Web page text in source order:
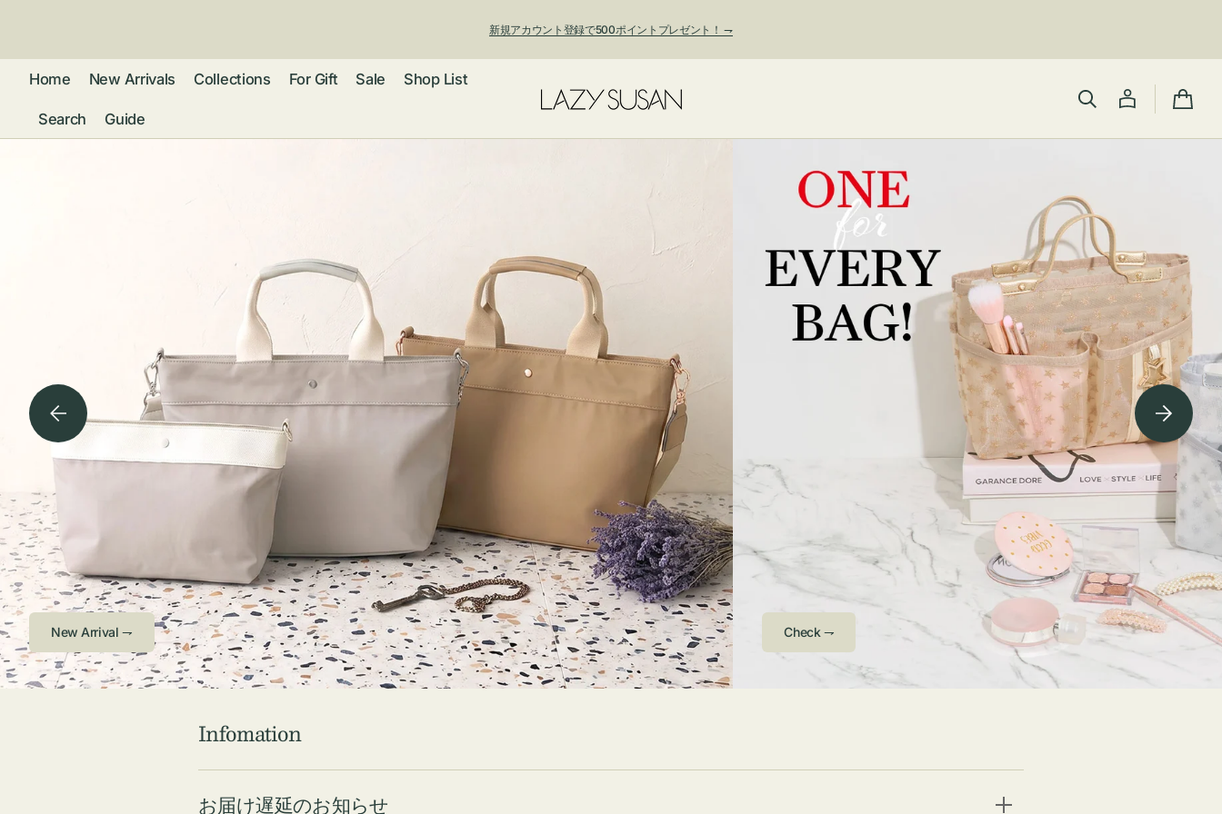
新規アカウント登録で500ポイントプレゼント！ ⇁
夏季休業および発送停止について
Home New Arrivals Collections
ブレスレット・
バングル
ブローチ
ショルダーバッ
スマートフォン
ポシェット
ハンドバッグ
ボストンバッグ
エコバッグ・サ
ブバッグ
ファッション
バッグチャー
ム・キーホルダ
ー
ウエア
扇子・ファン
ストール・ハッ
ト・グローブ
メガネ・サング
ラス・ルーペ
傘
ハンカチ・ソッ
クス
ウォレット・革
ポーチ ・ メガ
ネケース・マル
チケース他
コスメ
ジュエリーボッ
クス ・ケース
インテリア
For Gift Sale Shop List
Search Guide
カ
Check ⇁
Infomation
お届け遅延のお知らせ